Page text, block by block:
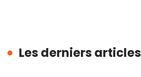
Les derniers articles